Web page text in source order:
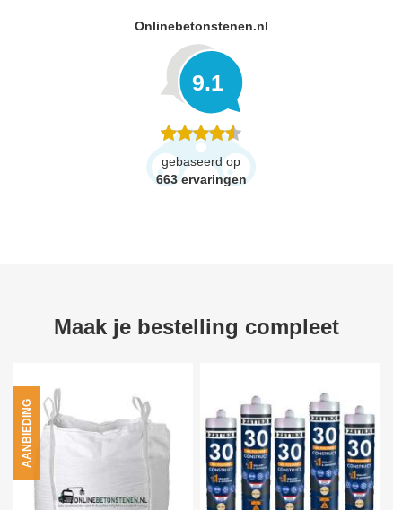
Onlinebetonstenen.nl
9.1
gebaseerd op
663 ervaringen
Maak je bestelling compleet
AANBIEDING